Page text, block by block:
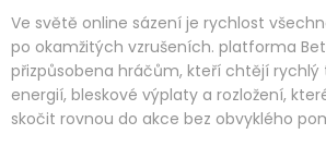
Ve světě online sázení je rychlost
po okamžitých vzrušeních. platforma
přizpůsobena hráčům, kteří chtějí rychlý
energií, bleskové výplaty a rozložení,
skočit rovnou do akce bez obvyklého